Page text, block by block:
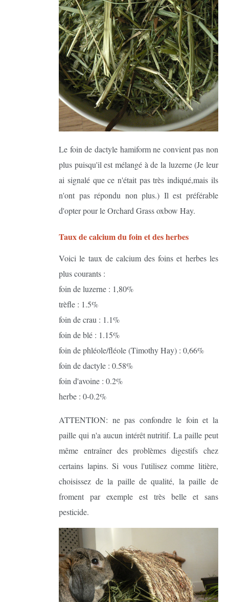
Le foin de dactyle hamiform ne convient pas non
plus puisqu'il est mélangé à de la luzerne (Je leur
ai signalé que ce n'était pas très indiqué,mais ils
n'ont pas répondu non plus.) Il est préférable
d'opter pour le Orchard Grass oxbow Hay.
Taux de calcium du foin et des herbes
Voici le taux de calcium des foins et herbes les
plus courants :
foin de luzerne : 1,80%
trèfle : 1.5%
foin de crau : 1.1%
foin de blé : 1.15%
foin de phléole/fléole (Timothy Hay) : 0,66%
foin de dactyle : 0.58%
foin d'avoine : 0.2%
herbe : 0-0.2%
ATTENTION: ne pas confondre le foin et la
paille qui n'a aucun intérêt nutritif. La paille peut
même entraîner des problèmes digestifs chez
certains lapins. Si vous l'utilisez comme litière,
choisissez de la paille de qualité, la paille de
froment par exemple est très belle et sans
pesticide.